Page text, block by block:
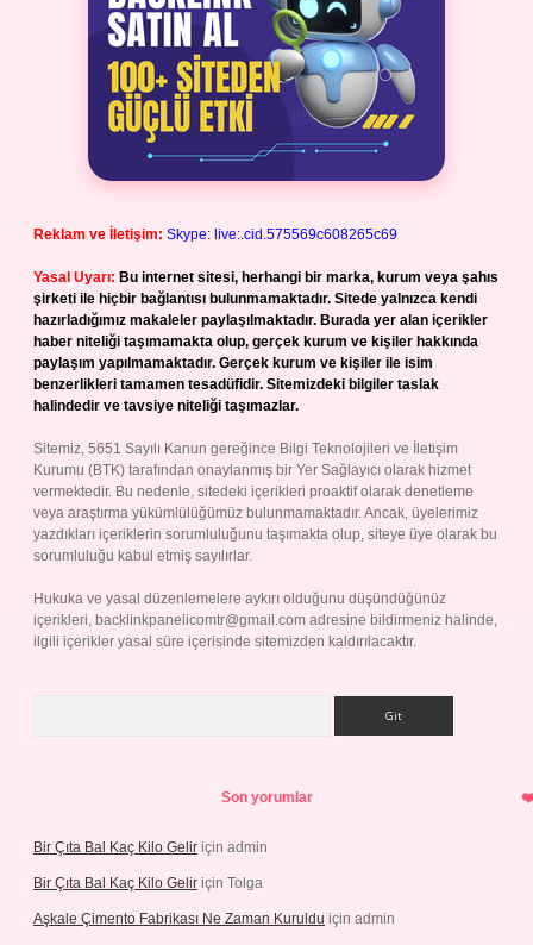
Reklam ve İletişim: Skype: live:.cid.575569c608265c69
Yasal Uyarı: Bu internet sitesi, herhangi bir marka, kurum veya şahıs
şirketi ile hiçbir bağlantısı bulunmamaktadır. Sitede yalnızca kendi
hazırladığımız makaleler paylaşılmaktadır. Burada yer alan içerikler
haber niteliği taşımamakta olup, gerçek kurum ve kişiler hakkında
paylaşım yapılmamaktadır. Gerçek kurum ve kişiler ile isim
benzerlikleri tamamen tesadüfidir. Sitemizdeki bilgiler taslak
halindedir ve tavsiye niteliği taşımazlar.
Sitemiz, 5651 Sayılı Kanun gereğince Bilgi Teknolojileri ve İletişim
Kurumu (BTK) tarafından onaylanmış bir Yer Sağlayıcı olarak hizmet
vermektedir. Bu nedenle, sitedeki içerikleri proaktif olarak denetleme
veya araştırma yükümlülüğümüz bulunmamaktadır. Ancak, üyelerimiz
yazdıkları içeriklerin sorumluluğunu taşımakta olup, siteye üye olarak bu
sorumluluğu kabul etmiş sayılırlar.
Hukuka ve yasal düzenlemelere aykırı olduğunu düşündüğünüz
içerikleri, backlinkpanelicomtr@gmail.com adresine bildirmeniz halinde,
ilgili içerikler yasal süre içerisinde sitemizden kaldırılacaktır.
Son yorumlar
Bir Çıta Bal Kaç Kilo Gelir için admin
Bir Çıta Bal Kaç Kilo Gelir için Tolga
Aşkale Çimento Fabrikası Ne Zaman Kuruldu için admin